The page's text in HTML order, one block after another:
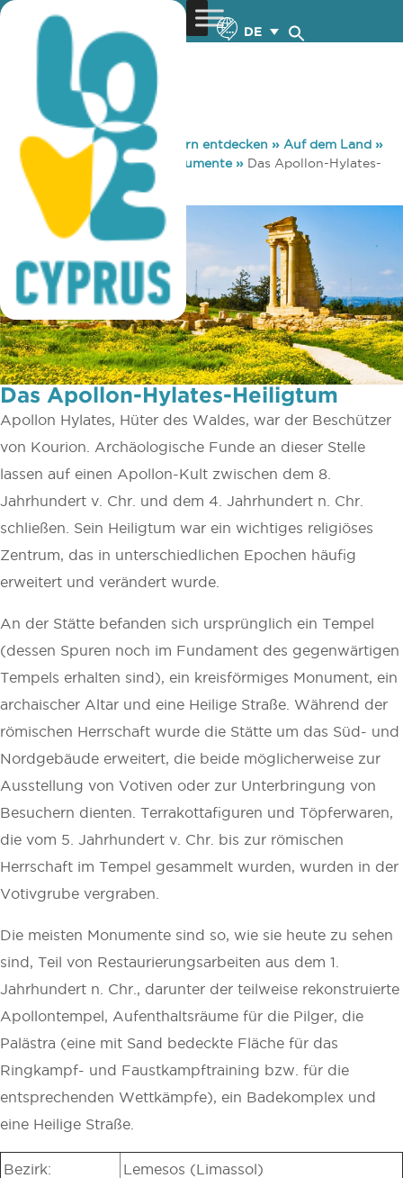
DE
You are here: Home »Zypern entdecken » Auf dem Land »
Sehenswürdigkeiten & Monumente» Das Apollon-Hylates-
Heiligtum
Das Apollon-Hylates-Heiligtum
Apollon Hylates, Hüter des Waldes, war der Beschützer
von Kourion. Archäologische Funde an dieser Stelle
lassen auf einen Apollon-Kult zwischen dem 8.
Jahrhundert v. Chr. und dem 4. Jahrhundert n. Chr.
schließen. Sein Heiligtum war ein wichtiges religiöses
Zentrum, das in unterschiedlichen Epochen häufig
erweitert und verändert wurde.
An der Stätte befanden sich ursprünglich ein Tempel
(dessen Spuren noch im Fundament des gegenwärtigen
Tempels erhalten sind), ein kreisförmiges Monument, ein
archaischer Altar und eine Heilige Straße. Während der
römischen Herrschaft wurde die Stätte um das Süd- und
Nordgebäude erweitert, die beide möglicherweise zur
Ausstellung von Votiven oder zur Unterbringung von
Besuchern dienten. Terrakottafiguren und Töpferwaren,
die vom 5. Jahrhundert v. Chr. bis zur römischen
Herrschaft im Tempel gesammelt wurden, wurden in der
Votivgrube vergraben.
Die meisten Monumente sind so, wie sie heute zu sehen
sind, Teil von Restaurierungsarbeiten aus dem 1.
Jahrhundert n. Chr., darunter der teilweise rekonstruierte
Apollontempel, Aufenthaltsräume für die Pilger, die
Palästra (eine mit Sand bedeckte Fläche für das
Ringkampf- und Faustkampftraining bzw. für die
entsprechenden Wettkämpfe), ein Badekomplex und
eine Heilige Straße.
Bezirk: Lemesos (Limassol)